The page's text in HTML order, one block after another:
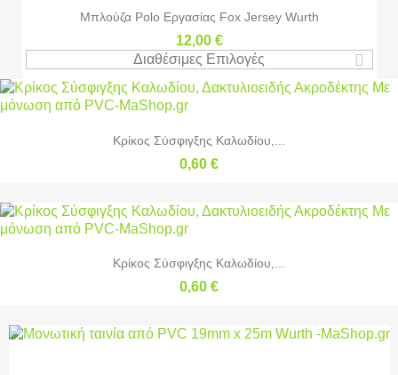
Μπλούζα Polo Εργασίας Fox Jersey Wurth
12,00 €
Διαθέσιμες Επιλογές
Κρίκος Σύσφιγξης Καλωδίου,...
0,60 €
Κρίκος Σύσφιγξης Καλωδίου,...
0,60 €